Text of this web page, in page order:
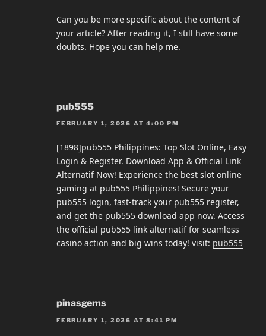
Can you be more specific about the content of
your article? After reading it, I still have some
doubts. Hope you can help me.
pub555
FEBRUARY 1, 2026 AT 4:00 PM
[1898]pub555 Philippines: Top Slot Online, Easy
Login & Register. Download App & Official Link
Alternatif Now! Experience the best slot online
gaming at pub555 Philippines! Secure your
pub555 login, fast-track your pub555 register,
and get the pub555 download app now. Access
the official pub555 link alternatif for seamless
casino action and big wins today! visit: pub555
pinasgems
FEBRUARY 1, 2026 AT 8:41 PM